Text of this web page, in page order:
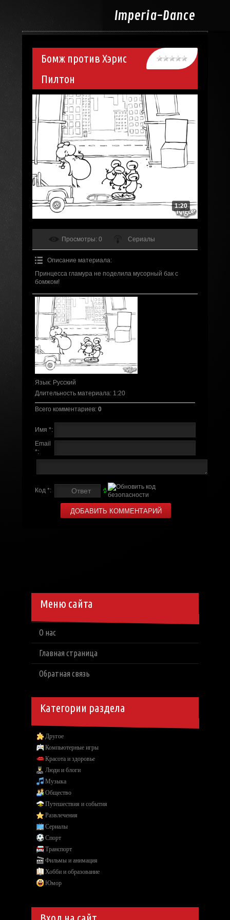
Imperia-Dance
Бомж против Хэрис
Пилтон
1:20
Просмотры: 0 Сериалы
Описание материала:
Принцесса гламура не поделила мусорный бак с
бомжом!
Язык: Русский
Длительность материала: 1:20
Всего комментариев: 0
Имя *:
Email
*:
Код *:
Меню сайта
О нас
Главная страница
Обратная связь
Категории раздела
Другое
Компьютерные игры
Красота и здоровье
Люди и блоги
Музыка
Общество
Путешествия и события
Развлечения
Сериалы
Спорт
Транспорт
Фильмы и анимация
Хобби и образование
Юмор